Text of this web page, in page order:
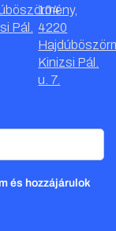
Pál.
104
4220
Kinizsi Pál.
u. 7.
és hozzájárulok